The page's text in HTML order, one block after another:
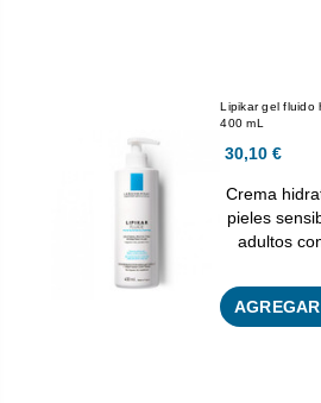
Lipikar gel fluido
400 mL
30,10 €
Crema
pieles
adultos